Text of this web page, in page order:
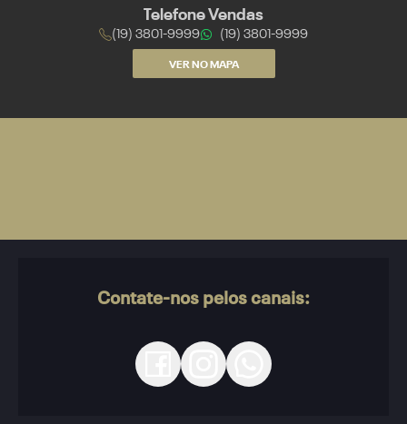
Telefone Vendas
(19) 3801-9999 (19) 3801-9999
VER NO MAPA
Contate-nos pelos canais: